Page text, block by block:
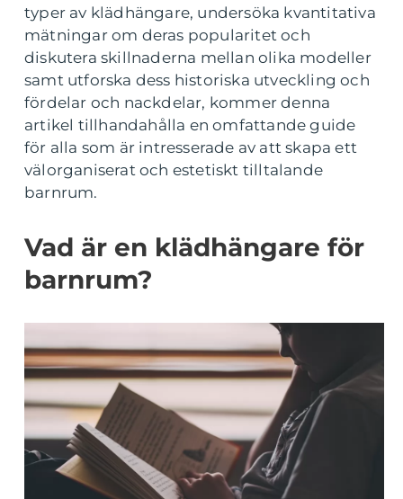
typer av klädhängare, undersöka kvantitativa
mätningar om deras popularitet och
diskutera skillnaderna mellan olika modeller
samt utforska dess historiska utveckling och
fördelar och nackdelar, kommer denna
artikel tillhandahålla en omfattande guide
för alla som är intresserade av att skapa ett
välorganiserat och estetiskt tilltalande
barnrum.
Vad är en klädhängare för
barnrum?